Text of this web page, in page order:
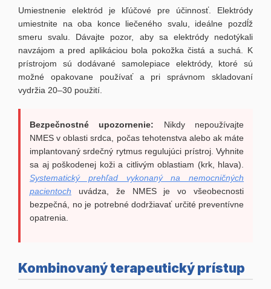
Umiestnenie elektród je kľúčové pre účinnosť. Elektródy
umiestnite na oba konce liečeného svalu, ideálne pozdĺž
smeru svalu. Dávajte pozor, aby sa elektródy nedotýkali
navzájom a pred aplikáciou bola pokožka čistá a suchá. K
prístrojom sú dodávané samolepiace elektródy, ktoré sú
možné opakovane používať a pri správnom skladovaní
vydržia 20–30 použití.
Bezpečnostné upozornenie: Nikdy nepoužívajte
NMES v oblasti srdca, počas tehotenstva alebo ak máte
implantovaný srdečný rytmus regulujúci prístroj. Vyhnite
sa aj poškodenej koži a citlivým oblastiam (krk, hlava).
Systematický prehľad vykonaný na nemocničných
pacientoch uvádza, že NMES je vo všeobecnosti
bezpečná, no je potrebné dodržiavať určité preventívne
opatrenia.
Kombinovaný terapeutický prístup